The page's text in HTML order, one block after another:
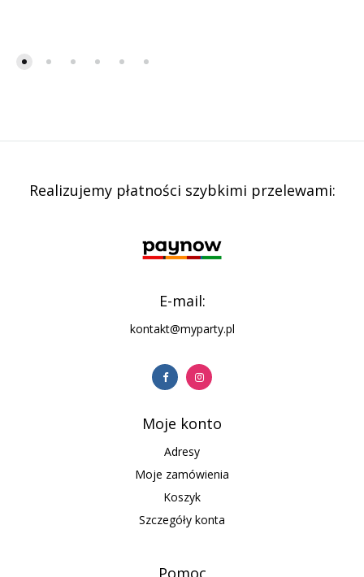
Realizujemy płatności szybkimi przelewami:
E-mail:
kontakt@myparty.pl
Moje konto
Adresy
Moje zamówienia
Koszyk
Szczegóły konta